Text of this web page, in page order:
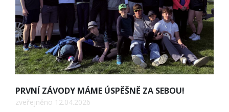
PRVNÍ ZÁVODY MÁME ÚSPĚŠNĚ ZA SEBOU!
zveřejněno 12.04.2026